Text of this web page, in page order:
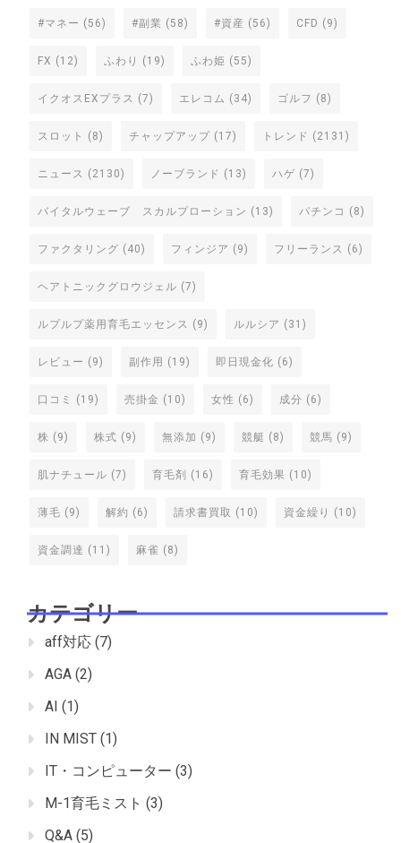
#マネー (56) #副業 (58) #資産 (56) CFD (9)
FX (12) ふわり (19) ふわ姫 (55)
イクオスEXプラス (7) エレコム (34) ゴルフ (8)
スロット (8) チャップアップ (17) トレンド (2131)
ニュース (2130) ノーブランド (13) ハゲ (7)
バイタルウェーブ スカルプローション (13) パチンコ (8)
ファクタリング (40) フィンジア (9) フリーランス (6)
ヘアトニックグロウジェル (7)
ルプルプ薬用育毛エッセンス (9) ルルシア (31)
レビュー (9) 副作用 (19) 即日現金化 (6)
口コミ (19) 売掛金 (10) 女性 (6) 成分 (6)
株 (9) 株式 (9) 無添加 (9) 競艇 (8) 競馬 (9)
肌ナチュール (7) 育毛剤 (16) 育毛効果 (10)
薄毛 (9) 解約 (6) 請求書買取 (10) 資金繰り (10)
資金調達 (11) 麻雀 (8)
カテゴリー
aff対応 (7)
AGA (2)
AI (1)
IN MIST (1)
IT・コンピューター (3)
M-1育毛ミスト (3)
Q&A (5)